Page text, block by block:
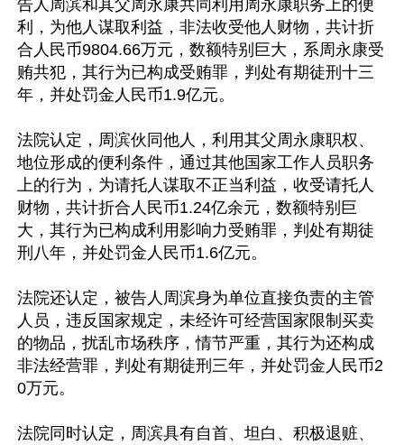
告人周滨和其父周永康共同利用周永康职务上的便
利，为他人谋取利益，非法收受他人财物，共计折
合人民币9804.66万元，数额特别巨大，系周永康受
贿共犯，其行为已构成受贿罪，判处有期徒刑十三
年，并处罚金人民币1.9亿元。
法院认定，周滨伙同他人，利用其父周永康职权、
地位形成的便利条件，通过其他国家工作人员职务
上的行为，为请托人谋取不正当利益，收受请托人
财物，共计折合人民币1.24亿余元，数额特别巨
大，其行为已构成利用影响力受贿罪，判处有期徒
刑八年，并处罚金人民币1.6亿元。
法院还认定，被告人周滨身为单位直接负责的主管
人员，违反国家规定，未经许可经营国家限制买卖
的物品，扰乱市场秩序，情节严重，其行为还构成
非法经营罪，判处有期徒刑三年，并处罚金人民币2
0万元。
法院同时认定，周滨具有自首、坦白、积极退赃、